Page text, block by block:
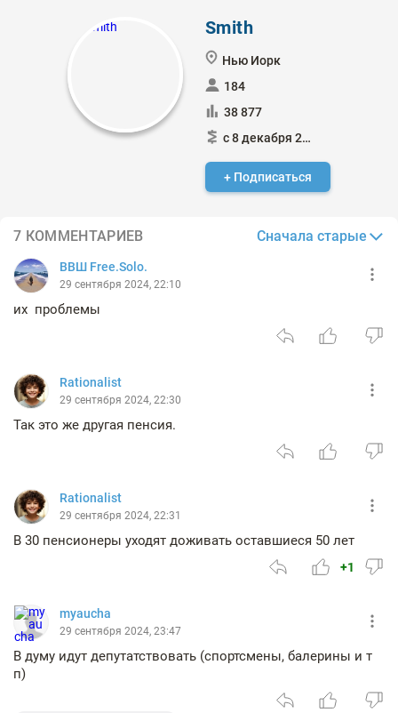
Smith
Нью Йорк
184
38 877
с 8 декабря 2013
+ Подписаться
7 КОММЕНТАРИЕВ Сначала старые
ВВШ Free.Solo.
29 сентября 2024, 22:10
их проблемы
Rationalist
29 сентября 2024, 22:30
Так это же другая пенсия.
Rationalist
29 сентября 2024, 22:31
В 30 пенсионеры уходят доживать оставшиеся 50 лет
+1
myaucha
29 сентября 2024, 23:47
В думу идут депутатствовать (спортсмены, балерины и т
п)